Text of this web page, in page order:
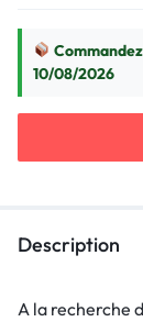
10/08/2026
Description
A la recherche